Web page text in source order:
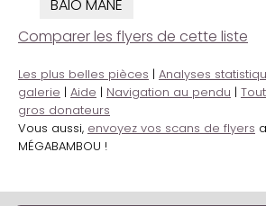
BAIO MANE
Comparer les flyers de cette liste
Les plus belles pièces | Analyses
galerie | Aide | Navigation au pendu |
gros donateurs
Vous aussi, envoyez vos scans de flyers
MÉGABAMBOU !